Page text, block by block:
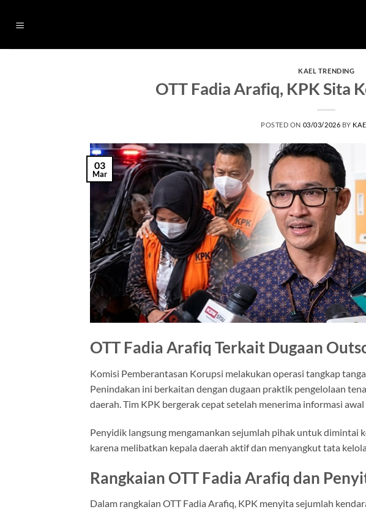
KAEL TRENDING
OTT Fadia Arafiq, KPK Sita
POSTED ON 03/03/2026 BY
03
Mar
OTT Fadia Arafiq Terkait Dugaan
Komisi Pemberantasan Korupsi melakukan operasi tangkap
Penindakan ini berkaitan dengan dugaan praktik pengelolaan
daerah. Tim KPK bergerak cepat setelah menerima informasi
Penyidik langsung mengamankan sejumlah pihak untuk dimintai
karena melibatkan kepala daerah aktif dan menyangkut tata
Rangkaian OTT Fadia Arafiq dan
Dalam rangkaian OTT Fadia Arafiq, KPK menyita sejumlah